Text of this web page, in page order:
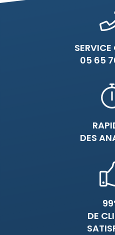
SERVICE
05 65
DES
DE